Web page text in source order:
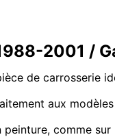
2001 /
de carrosserie
aux
comme sur